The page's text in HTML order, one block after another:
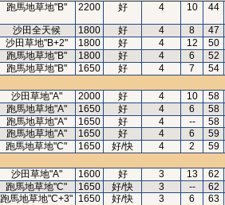
跑馬地草地"B" 2200 好 4 10 44
沙田全天候 1800 好 4 8
47
沙田草地"B+2" 1800 好 4 12
50
跑馬地草地"B" 1800 好 4 6
52
跑馬地草地"B" 1650 好 4 7
54
沙田草地"A" 2000 好 4 10
58
跑馬地草地"A" 1650 好 4 6
58
跑馬地草地"A" 1650 好 4 --
58
跑馬地草地"A" 1650 好 4 6
59
跑馬地草地"C" 1650 好/快 4 2
59
沙田草地"A" 1600 好 3 13
62
跑馬地草地"C" 1650 好/快 3 --
62
跑馬地草地"C+3" 1650 好/快 3 6
63